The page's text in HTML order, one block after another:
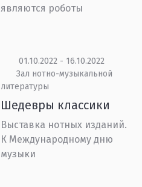
являются роботы
01.10.2022 - 16.10.2022
Зал нотно-музыкальной
литературы
Шедевры классики
Выставка нотных изданий.
К Международному дню
музыки